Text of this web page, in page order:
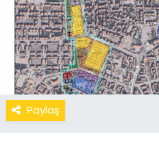
Paylaş